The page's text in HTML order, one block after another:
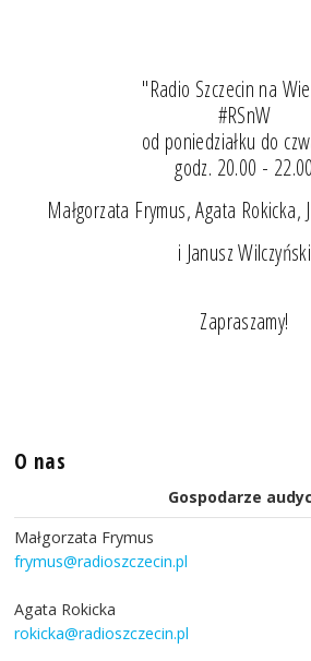
"Radio Szczecin na
#RSnW
od poniedziałku do
godz. 20.00 - 22.00
Małgorzata Frymus, Agata Rokicka,
i Janusz Wilczyński
Zapraszamy!
O nas
Gospodarze
Małgorzata Frymus
frymus@radioszczecin.pl
Agata Rokicka
rokicka@radioszczecin.pl